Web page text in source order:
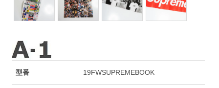
型番 19FWSUPREMEBOOK